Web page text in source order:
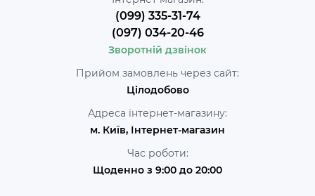
(099) 335-31-74
(097) 034-20-46
Зворотній дзвінок
Прийом замовлень через сайт:
Цілодобово
Адреса інтернет-магазину:
м. Київ, Інтернет-магазин
Час роботи:
Щоденно з 9:00 до 20:00